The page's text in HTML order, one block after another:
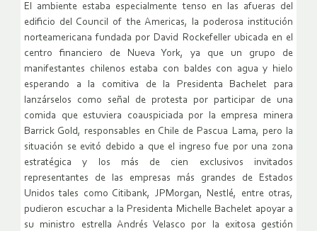
El ambiente estaba especialmente tenso en las afueras del
edificio del Council of the Americas, la poderosa institución
norteamericana fundada por David Rockefeller ubicada en el
centro financiero de Nueva York, ya que un grupo de
manifestantes chilenos estaba con baldes con agua y hielo
esperando a la comitiva de la Presidenta Bachelet para
lanzárselos como señal de protesta por participar de una
comida que estuviera coauspiciada por la empresa minera
Barrick Gold, responsables en Chile de Pascua Lama, pero la
situación se evitó debido a que el ingreso fue por una zona
estratégica y los más de cien exclusivos invitados
representantes de las empresas más grandes de Estados
Unidos tales como Citibank, JPMorgan, Nestlé, entre otras,
pudieron escuchar a la Presidenta Michelle Bachelet apoyar a
su ministro estrella Andrés Velasco por la exitosa gestión